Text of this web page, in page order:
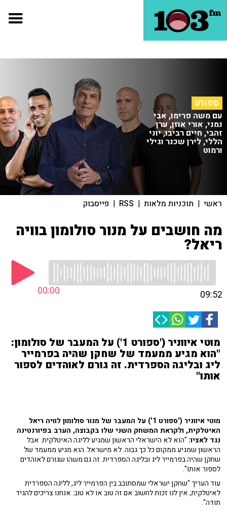
ספורט
עם משה פרימו, אבי
נמני, אורי אוזן, ערן
זהבי, חיים רביבו, יוני
הללי, לירן שכנר וגילי
ורמוט
ראשי | תוכניות מלאות |
RSS
| פייסבוק
מה חושבים על מנור סולומון בוויה
ריאל?
00:00 09:52
מוטי איווניר ('ספורט 1') על המעבר של סולומון:
"הוא מגיע ממעמד של שחקן שהיה בפרמייר
ליג ובליגה הספרדית. זה גורם לאוהדים לספור
אותו"
מוטי איווניר ('ספורט 1') על המעבר של מנור סולומון לוויה ריאל
האיטלקית, ולקראת המשחק השני שלו בקבוצה, הערב בפיורנטינה
נגד לאציו: "הוא לא הישראלי הראשון שמגיע לליגה האיטלקית. אבל
הראשון שמגיע ממקום כל כך גבוה. לא מישראל. הוא מגיע ממעמד של
שחקן שהיה בפרמייר ליג ובליגה הספרדית. זה גם משהו שגורם לאוהדים
לספור אותו".
עוד העריך "שחקן ישראלי שמסתובב בין הפרמייר ליג, לליגה הספרדית
לאיטלקית, אין לנו זכות לחשוב אם זה טוב או לא טוב. אנחנו צריכים להגיד
תודה".